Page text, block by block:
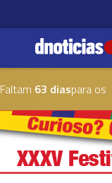
Faltam 63 diaspara os